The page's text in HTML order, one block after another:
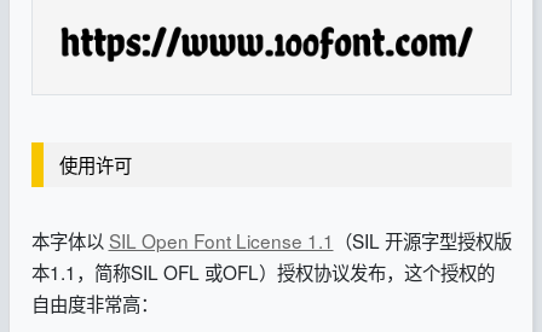
使用许可
本字体以 SIL Open Font License 1.1 （SIL 开源字型授权版
本1.1，简称SIL OFL 或OFL）授权协议发布，这个授权的
自由度非常高：